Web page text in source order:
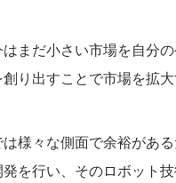
まだ小さい市場を自分
創り出すことで市場を拡
様々な側面で余裕があ
を行い、そのロボット